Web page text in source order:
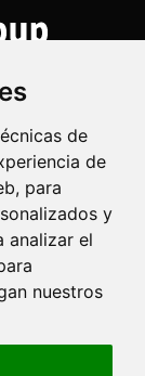
de
de
para
y
analizar el
nuestros